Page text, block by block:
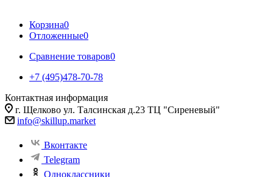
Корзина0
Отложенные0
Сравнение товаров0
+7 (495)478-70-78
Контактная информация
г. Щелково ул. Талсинская д.23 ТЦ "Сиреневый"
info@skillup.market
Вконтакте
Telegram
Одноклассники